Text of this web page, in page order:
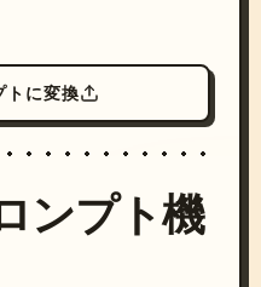
トに変換
ンプト機